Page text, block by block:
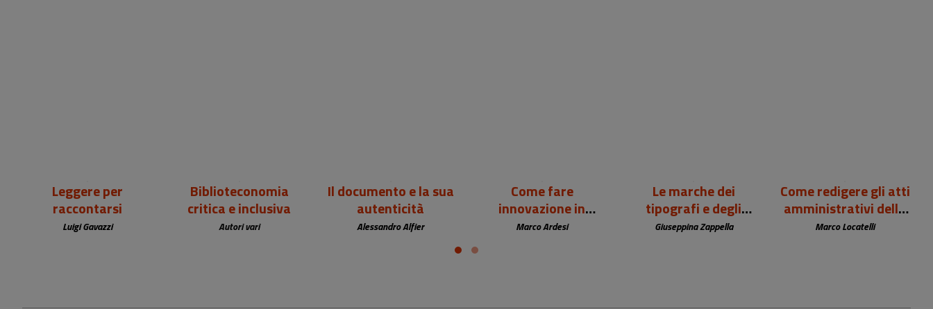
Leggere per
raccontarsi
Luigi Gavazzi
Biblioteconomia
critica e inclusiva
Autori vari
Il documento e la sua
autenticità
Alessandro Alfier
Come fare
innovazione in
biblioteca
Marco Ardesi
Le marche dei
tipografi e degli
editori europei (sec.
Giuseppina Zappella
Come redigere gli atti
amministrativi della
biblioteca
Marco Locatelli